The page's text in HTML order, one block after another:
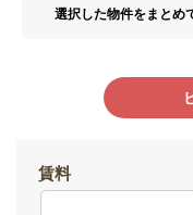
選択した物件をまとめ
賃料